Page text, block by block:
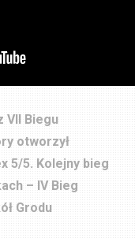
VII Biegu
otworzył
5/5. Kolejny bieg
– IV Bieg
Grodu